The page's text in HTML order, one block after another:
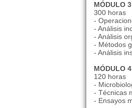
MÓDULO
300 horas
-
- Análisis
- Análisis
- Métodos
- Análisis
MÓDULO
120 horas
-
- Técnicas
- Ensayos